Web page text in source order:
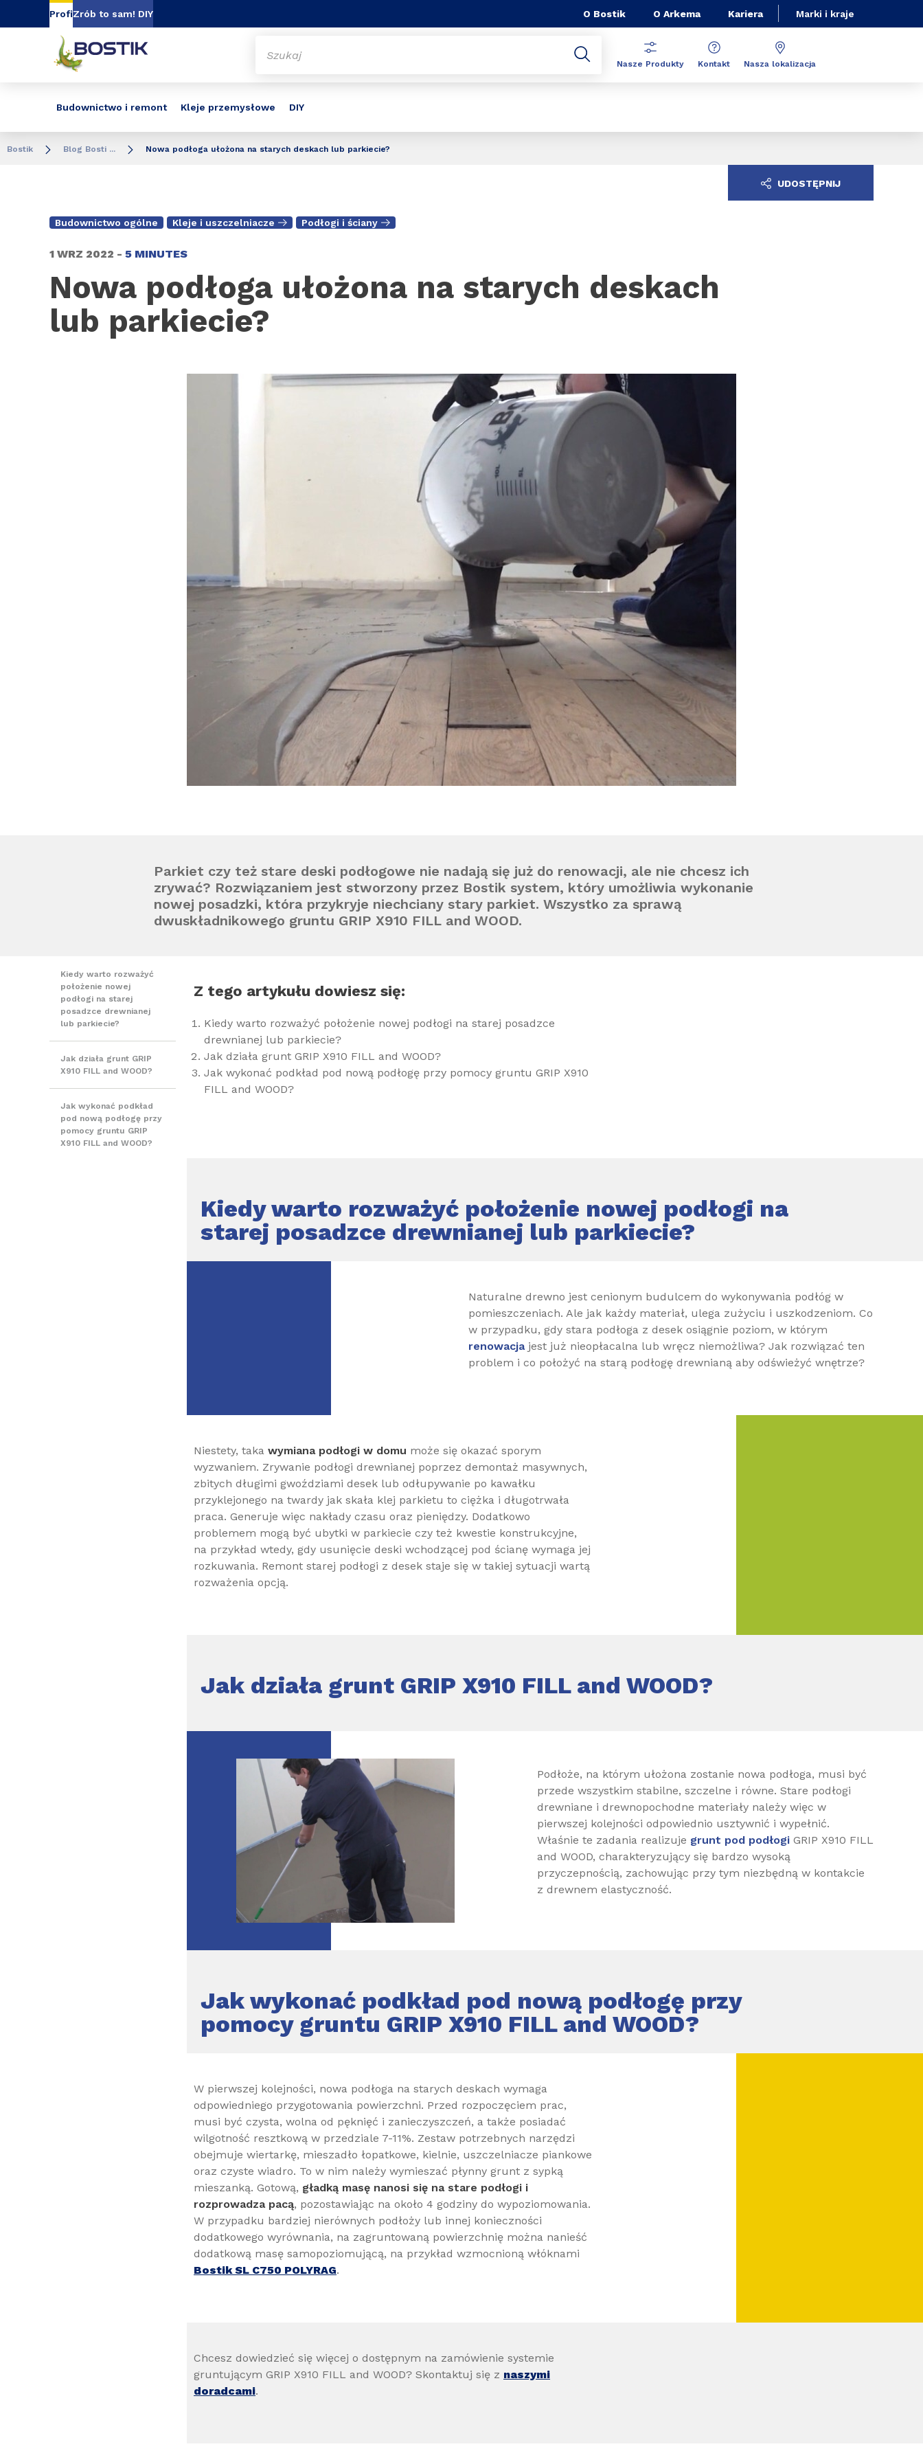
Go to content Go to navigation
ProfiZrób to sam! DIY O Bostik O Arkema Kariera Marki i kraje
Budownictwo i remont Kleje przemysłowe DIY
Nasze Produkty Kontakt Nasza lokalizacja
Bostik Blog Bosti ... Nowa podłoga ułożona na starych deskach lub parkiecie?
Budownictwo ogólne Kleje i uszczelniacze Podłogi i ściany
1 WRZ 2022 - 5 MINUTES
Nowa podłoga ułożona na starych deskach
lub parkiecie?
UDOSTĘPNIJ
Parkiet czy też stare deski podłogowe nie nadają się już do renowacji, ale nie chcesz ich
zrywać? Rozwiązaniem jest stworzony przez Bostik system, który umożliwia wykonanie
nowej posadzki, która przykryje niechciany stary parkiet. Wszystko za sprawą
dwuskładnikowego gruntu GRIP X910 FILL and WOOD.
Kiedy warto rozważyć
położenie nowej
podłogi na starej
posadzce drewnianej
lub parkiecie?
Jak działa grunt GRIP
X910 FILL and WOOD?
Jak wykonać podkład
pod nową podłogę przy
pomocy gruntu GRIP
X910 FILL and WOOD?
Z tego artykułu dowiesz się:
Kiedy warto rozważyć położenie nowej podłogi na starej posadzce
drewnianej lub parkiecie?
Jak działa grunt GRIP X910 FILL and WOOD?
Jak wykonać podkład pod nową podłogę przy pomocy gruntu GRIP X910
FILL and WOOD?
Kiedy warto rozważyć położenie nowej podłogi na
starej posadzce drewnianej lub parkiecie?
Naturalne drewno jest cenionym budulcem do wykonywania podłóg w
pomieszczeniach. Ale jak każdy materiał, ulega zużyciu i uszkodzeniom. Co
w przypadku, gdy stara podłoga z desek osiągnie poziom, w którym
renowacjajest już nieopłacalna lub wręcz niemożliwa? Jak rozwiązać ten
problem i co położyć na starą podłogę drewnianą aby odświeżyć wnętrze?
Niestety, taka wymiana podłogi w domu może się okazać sporym
wyzwaniem. Zrywanie podłogi drewnianej poprzez demontaż masywnych,
zbitych długimi gwoździami desek lub odłupywanie po kawałku
przyklejonego na twardy jak skała klej parkietu to ciężka i długotrwała
praca. Generuje więc nakłady czasu oraz pieniędzy. Dodatkowo
problemem mogą być ubytki w parkiecie czy też kwestie konstrukcyjne,
na przykład wtedy, gdy usunięcie deski wchodzącej pod ścianę wymaga jej
rozkuwania. Remont starej podłogi z desek staje się w takiej sytuacji wartą
rozważenia opcją.
Jak działa grunt GRIP X910 FILL and WOOD?
Podłoże, na którym ułożona zostanie nowa podłoga, musi być
przede wszystkim stabilne, szczelne i równe. Stare podłogi
drewniane i drewnopochodne materiały należy więc w
pierwszej kolejności odpowiednio usztywnić i wypełnić.
Właśnie te zadania realizuje grunt pod podłogi GRIP X910 FILL
and WOOD, charakteryzujący się bardzo wysoką
przyczepnością, zachowując przy tym niezbędną w kontakcie
z drewnem elastyczność.
Jak wykonać podkład pod nową podłogę przy
pomocy gruntu GRIP X910 FILL and WOOD?
W pierwszej kolejności, nowa podłoga na starych deskach wymaga
odpowiedniego przygotowania powierzchni. Przed rozpoczęciem prac,
musi być czysta, wolna od pęknięć i zanieczyszczeń, a także posiadać
wilgotność resztkową w przedziale 7-11%. Zestaw potrzebnych narzędzi
obejmuje wiertarkę, mieszadło łopatkowe, kielnie, uszczelniacze piankowe
oraz czyste wiadro. To w nim należy wymieszać płynny grunt z sypką
mieszanką. Gotową, gładką masę nanosi się na stare podłogi i
rozprowadza pacą, pozostawiając na około 4 godziny do wypoziomowania.
W przypadku bardziej nierównych podłoży lub innej konieczności
dodatkowego wyrównania, na zagruntowaną powierzchnię można nanieść
dodatkową masę samopoziomującą, na przykład wzmocnioną włóknami
Bostik SL C750 POLYRAG.
Chcesz dowiedzieć się więcej o dostępnym na zamówienie systemie
gruntującym GRIP X910 FILL and WOOD? Skontaktuj się z naszymi
doradcami.